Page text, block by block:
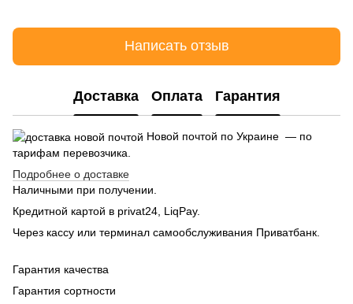
Написать отзыв
Доставка Оплата Гарантия
Новой почтой по Украине — по
тарифам перевозчика.
Подробнее о доставке
Наличными при получении.
Кредитной картой в privat24, LiqPay.
Через кассу или терминал самообслуживания Приватбанк.
Гарантия качества
Гарантия сортности